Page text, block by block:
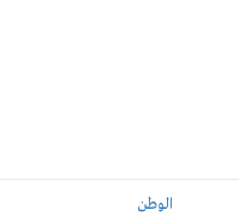
الوطن